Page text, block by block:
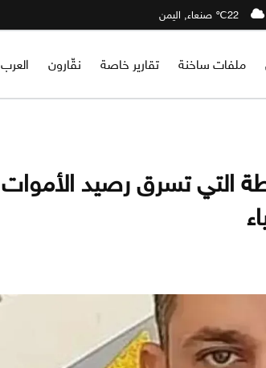
22℃ صنعاء, اليمن
ملفات ساخنة تقارير خاصة نقّارون العرب
التي تسرق رصيد الأموات